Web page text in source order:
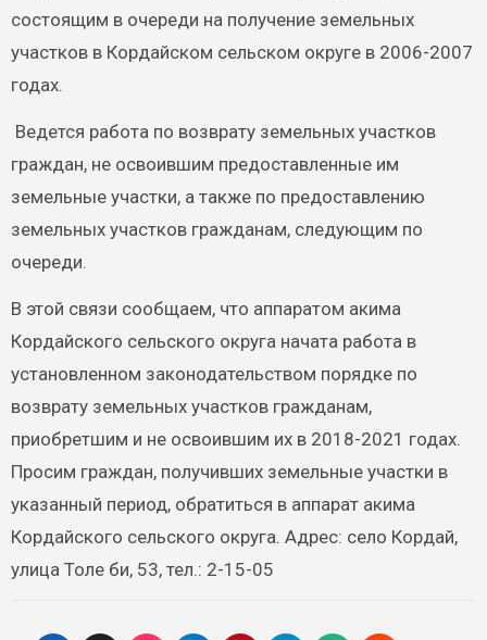
состоящим в очереди на получение земельных
участков в Кордайском сельском округе в 2006-2007
годах.
Ведется работа по возврату земельных участков
граждан, не освоившим предоставленные им
земельные участки, а также по предоставлению
земельных участков гражданам, следующим по
очереди.
В этой связи сообщаем, что аппаратом акима
Кордайского сельского округа начата работа в
установленном законодательством порядке по
возврату земельных участков гражданам,
приобретшим и не освоившим их в 2018-2021 годах.
Просим граждан, получивших земельные участки в
указанный период, обратиться в аппарат акима
Кордайского сельского округа. Адрес: село Кордай,
улица Толе би, 53, тел.: 2-15-05